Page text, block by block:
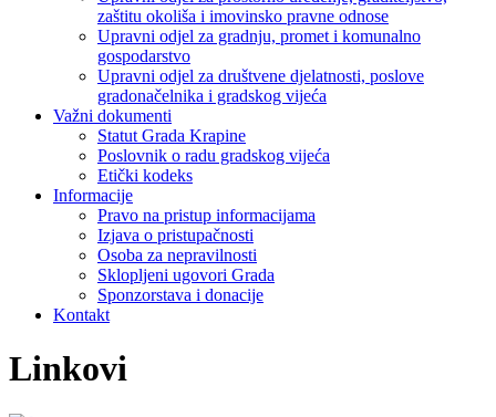
zaštitu okoliša i imovinsko pravne odnose
Upravni odjel za gradnju, promet i komunalno
gospodarstvo
Upravni odjel za društvene djelatnosti, poslove
gradonačelnika i gradskog vijeća
Važni dokumenti
Statut Grada Krapine
Poslovnik o radu gradskog vijeća
Etički kodeks
Informacije
Pravo na pristup informacijama
Izjava o pristupačnosti
Osoba za nepravilnosti
Sklopljeni ugovori Grada
Sponzorstava i donacije
Kontakt
Linkovi